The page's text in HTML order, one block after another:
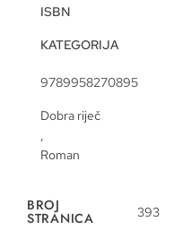
ISBN
KATEGORIJA
9789958270895
Dobra riječ
,
Roman
BROJ
STRANICA 393